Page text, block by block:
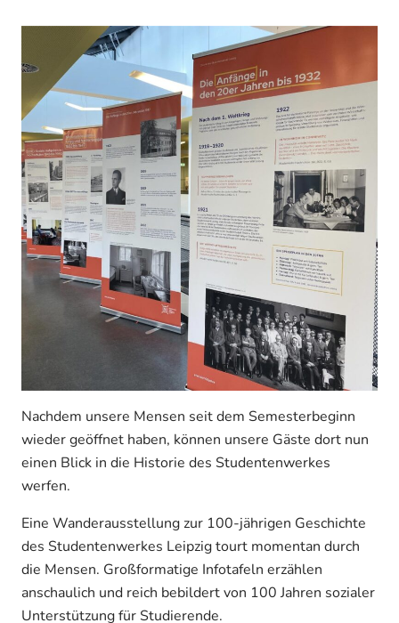
Nachdem unsere Mensen seit dem Semesterbeginn
wieder geöffnet haben, können unsere Gäste dort nun
einen Blick in die Historie des Studentenwerkes
werfen.
Eine Wanderausstellung zur 100-jährigen Geschichte
des Studentenwerkes Leipzig tourt momentan durch
die Mensen. Großformatige Infotafeln erzählen
anschaulich und reich bebildert von 100 Jahren sozialer
Unterstützung für Studierende.